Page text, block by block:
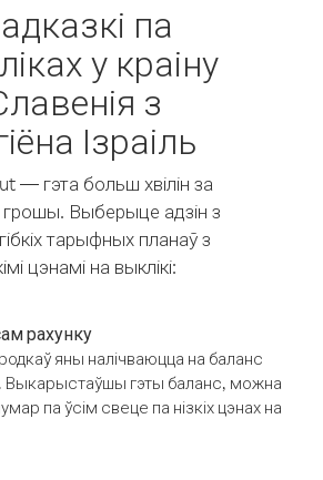
па
у краіну
з
Ізраіль
— гэта больш хвілін за
Выберыце адзін з
тарыфных планаў з
цэнамі на выклікі:
рахунку
яны налічваюцца на баланс
Выкарыстаўшы гэты баланс, можна
па ўсім свеце па нізкіх цэнах на